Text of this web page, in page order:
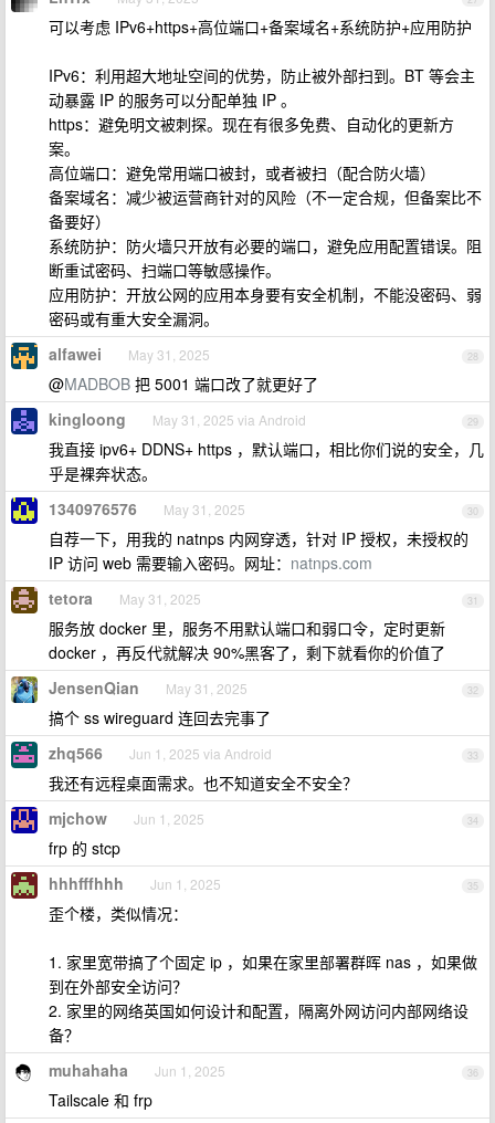
可以考虑 IPv6+https+高位端口+备案域名+系统防护+应用防护
IPv6：利用超大地址空间的优势，防止被外部扫到。BT 等会主
动暴露 IP 的服务可以分配单独 IP 。
https：避免明文被刺探。现在有很多免费、自动化的更新方
案。
高位端口：避免常用端口被封，或者被扫（配合防火墙）
备案域名：减少被运营商针对的风险（不一定合规，但备案比不
备要好）
系统防护：防火墙只开放有必要的端口，避免应用配置错误。阻
断重试密码、扫端口等敏感操作。
应用防护：开放公网的应用本身要有安全机制，不能没密码、弱
密码或有重大安全漏洞。
28
alfawei May 31, 2025
@MADBOB 把 5001 端口改了就更好了
29
kingloong May 31, 2025 via Android
我直接 ipv6+ DDNS+ https ，默认端口，相比你们说的安全，几
乎是裸奔状态。
30
1340976576 May 31, 2025
自荐一下，用我的 natnps 内网穿透，针对 IP 授权，未授权的
IP 访问 web 需要输入密码。网址： natnps.com
31
tetora May 31, 2025
服务放 docker 里，服务不用默认端口和弱口令，定时更新
docker ，再反代就解决 90%黑客了，剩下就看你的价值了
32
JensenQian May 31, 2025
搞个 ss wireguard 连回去完事了
33
zhq566 Jun 1, 2025 via Android
我还有远程桌面需求。也不知道安全不安全？
34
mjchow Jun 1, 2025
frp 的 stcp
35
hhhfffhhh Jun 1, 2025
歪个楼，类似情况：
1. 家里宽带搞了个固定 ip ，如果在家里部署群晖 nas ，如果做
到在外部安全访问？
2. 家里的网络英国如何设计和配置，隔离外网访问内部网络设
备？
36
muhahaha Jun 1, 2025
Tailscale 和 frp